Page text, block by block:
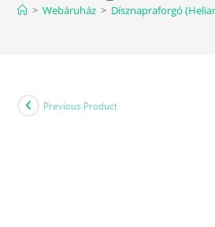
> Webáruház > Dísznapraforgó
Previous Product